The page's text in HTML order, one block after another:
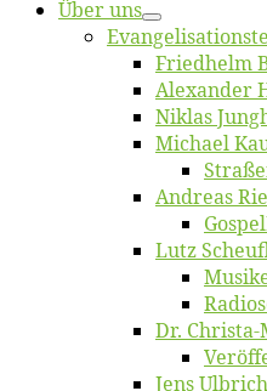
Über uns
Fried­helm
Alex­an­der
Ni­klas
Mi­cha­el
An­dre­as
Lutz
Dr.
Jens